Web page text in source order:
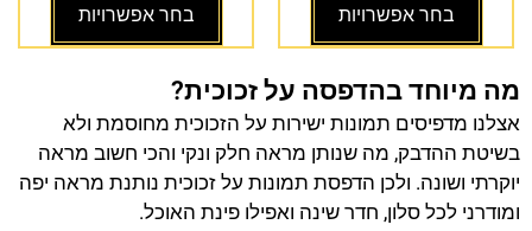
בחר אפשרויות בחר אפשרויות
מה מיוחד בהדפסה על זכוכית?
אצלנו מדפיסים תמונות ישירות על הזכוכית מחוסמת ולא
בשיטת ההדבק, מה שנותן מראה חלק ונקי והכי חשוב מראה
יוקרתי ושונה. ולכן הדפסת תמונות על זכוכית נותנת מראה יפה
ומודרני לכל סלון, חדר שינה ואפילו פינת האוכל.